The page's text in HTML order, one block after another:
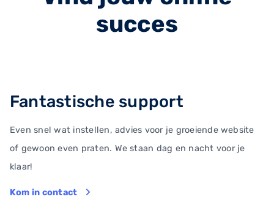
succes
Fantastische support
Even snel wat instellen, advies voor je groeiende website
of gewoon even praten. We staan dag en nacht voor je
klaar!
Kom in contact